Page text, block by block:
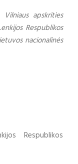
apskrities
Respublikos
nacionalinės
Respublikos